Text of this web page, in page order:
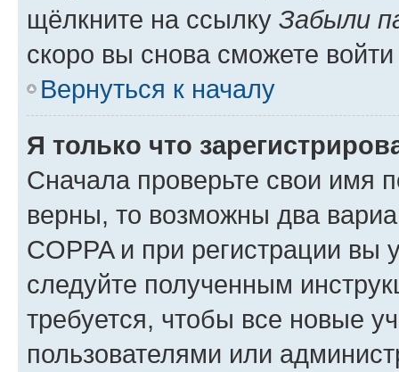
щёлкните на ссылку Забыли
скоро вы снова сможете
Вернуться к началу
Я только что
Сначала проверьте свои имя
верны, то возможны два
COPPA и при регистрации вы
следуйте полученным
требуется, чтобы все новые
пользователями или